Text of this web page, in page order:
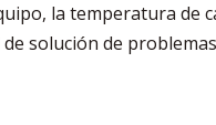
la temperatura de
solución de